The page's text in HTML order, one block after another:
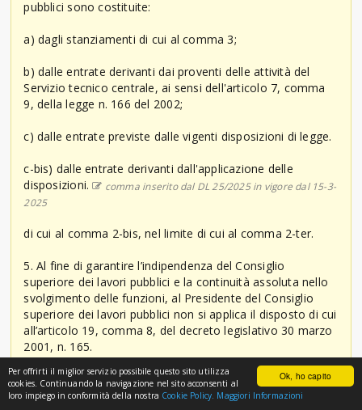
Ok, ho capito
Per offrirti il miglior servizio possibile questo sito utilizza
cookies. Continuando la navigazione nel sito acconsenti al
loro impiego in conformità della nostra Cookie Policy. Maggiori Informazioni
pubblici sono costituite:
a) dagli stanziamenti di cui al comma 3;
b) dalle entrate derivanti dai proventi delle attività del
Servizio tecnico centrale, ai sensi dell'articolo 7, comma
9, della legge n. 166 del 2002;
c) dalle entrate previste dalle vigenti disposizioni di legge.
c-bis) dalle entrate derivanti dall'applicazione delle
disposizioni.
comma inserito dal DL 25/2025 in vigore dal 15-3-
2025
di cui al comma 2-bis, nel limite di cui al comma 2-ter.
5. Al fine di garantire l’indipendenza del Consiglio
superiore dei lavori pubblici e la continuità assoluta nello
svolgimento delle funzioni, al Presidente del Consiglio
superiore dei lavori pubblici non si applica il disposto di cui
all’articolo 19, comma 8, del decreto legislativo 30 marzo
2001, n. 165.
6. Dall'attuazione del presente allegato non devono
derivare nuovi o maggiori oneri a carico della finanza